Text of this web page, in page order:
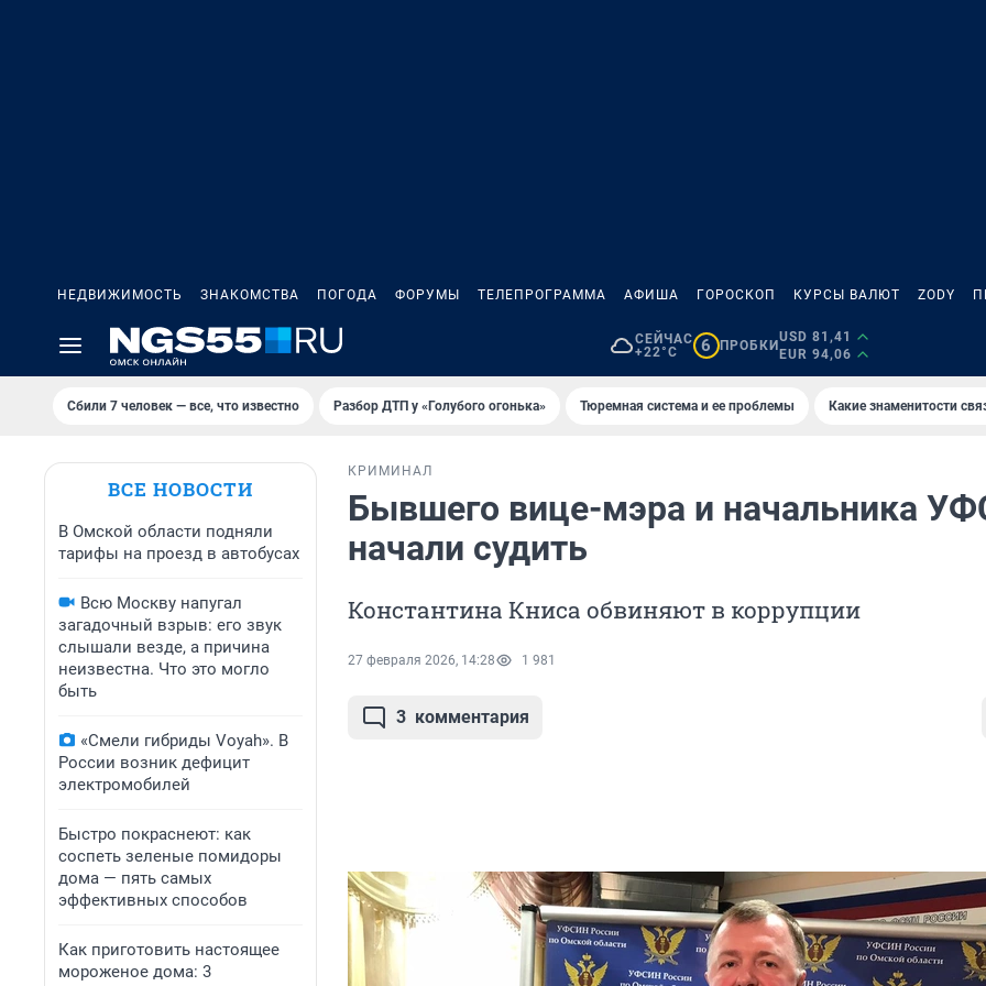
НЕДВИЖИМОСТЬ ЗНАКОМСТВА ПОГОДА ФОРУМЫ ТЕЛЕПРОГРАММА АФИША ГОРОСКОП КУРСЫ ВАЛЮТ ZODY
СЕЙЧАС
+22°C
6 ПРОБКИ
USD 81,41
EUR 94,06
Сбили 7 человек — все, что известно Разбор ДТП у «Голубого огонька» Тюремная система и ее проблемы Какие знаменитости
ВСЕ НОВОСТИ
В Омской области подняли
тарифы на проезд в автобусах
Всю Москву напугал
загадочный взрыв: его звук
слышали везде, а причина
неизвестна. Что это могло
быть
«Смели гибриды Voyah». В
России возник дефицит
электромобилей
Быстро покраснеют: как
соспеть зеленые помидоры
дома — пять самых
эффективных способов
Как приготовить настоящее
мороженое дома: 3
КРИМИНАЛ
Бывшего вице-мэра и начальника
начали судить
Константина Книса обвиняют в коррупции
27 февраля 2026, 14:28 1 981
3 комментария